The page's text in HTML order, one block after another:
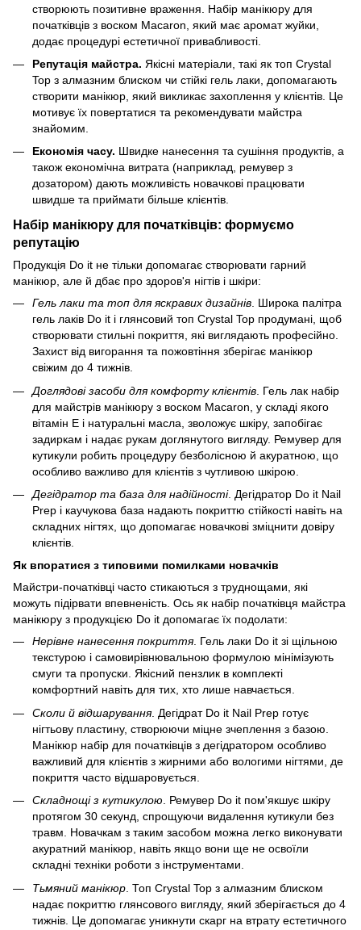
створюють позитивне враження. Набір манікюру для
початківців з воском Macaron, який має аромат жуйки,
додає процедурі естетичної привабливості.
Репутація майстра. Якісні матеріали, такі як топ Crystal
Top з алмазним блиском чи стійкі гель лаки, допомагають
створити манікюр, який викликає захоплення у клієнтів. Це
мотивує їх повертатися та рекомендувати майстра
знайомим.
Економія часу. Швидке нанесення та сушіння продуктів, а
також економічна витрата (наприклад, ремувер з
дозатором) дають можливість новачкові працювати
швидше та приймати більше клієнтів.
Набір манікюру для початківців: формуємо
репутацію
Продукція Do it не тільки допомагає створювати гарний
манікюр, але й дбає про здоров'я нігтів і шкіри:
Гель лаки та топ для яскравих дизайнів . Широка палітра
гель лаків Do it і глянсовий топ Crystal Top продумані, щоб
створювати стильні покриття, які виглядають професійно.
Захист від вигорання та пожовтіння зберігає манікюр
свіжим до 4 тижнів.
Доглядові засоби для комфорту клієнтів . Гель лак набір
для майстрів манікюру з воском Macaron, у складі якого
вітамін Е і натуральні масла, зволожує шкіру, запобігає
задиркам і надає рукам доглянутого вигляду. Ремувер для
кутикули робить процедуру безболісною й акуратною, що
особливо важливо для клієнтів з чутливою шкірою.
Дегідратор та база для надійності. Дегідратор Do it Nail
Prep і каучукова база надають покриттю стійкості навіть на
складних нігтях, що допомагає новачкові зміцнити довіру
клієнтів.
Як впоратися з типовими помилками новачків
Майстри-початківці часто стикаються з труднощами, які
можуть підірвати впевненість. Ось як набір початківця майстра
манікюру з продукцією Do it допомагає їх подолати:
Нерівне нанесення покриття. Гель лаки Do it зі щільною
текстурою і самовирівнювальною формулою мінімізують
смуги та пропуски. Якісний пензлик в комплекті
комфортний навіть для тих, хто лише навчається.
Сколи й відшарування. Дегідрат Do it Nail Prep готує
нігтьову пластину, створюючи міцне зчеплення з базою.
Манікюр набір для початківців з дегідратором особливо
важливий для клієнтів з жирними або вологими нігтями, де
покриття часто відшаровується.
Складнощі з кутикулою . Ремувер Do it пом'якшує шкіру
протягом 30 секунд, спрощуючи видалення кутикули без
травм. Новачкам з таким засобом можна легко виконувати
акуратний манікюр, навіть якщо вони ще не освоїли
складні техніки роботи з інструментами.
Тьмяний манікюр . Топ Crystal Top з алмазним блиском
надає покриттю глянсового вигляду, який зберігається до 4
тижнів. Це допомагає уникнути скарг на втрату естетичного